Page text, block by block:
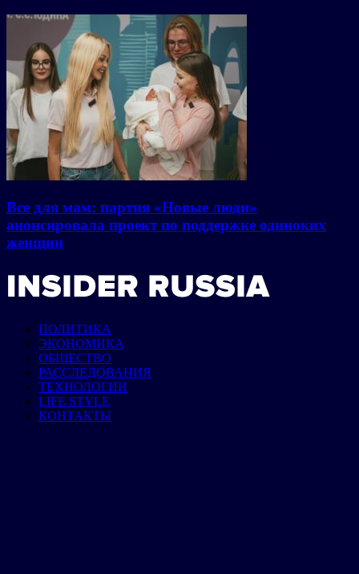
Все для мам: партия «Новые люди»
анонсировала проект по поддержке одиноких
женщин
ПОЛИТИКА
ЭКОНОМИКА
ОБЩЕСТВО
РАССЛЕДОВАНИЯ
ТЕХНОЛОГИИ
LIFE STYLE
КОНТАКТЫ